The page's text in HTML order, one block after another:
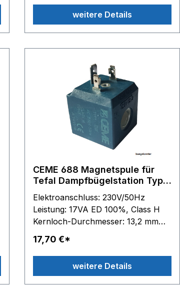
Marke gehört Dritten, die in keinerlei
weitere Details
CEME 688 Magnetspule für
Tefal Dampfbügelstation Typ
Elektroanschluss: 230V/50Hz
Leistung: 17VA ED 100%, Class H
Kernloch-Durchmesser: 13,2 mm
Spulen-Außenmaße: B 33 mm - H
35 mm - T 36 mm passend für
Tefal: GV7050 - GV7055 - GV7070
- GV7080 - GV7085 - GV7086 -
GV7087 - GV7090 - GV7091 -
17,70 €*
weitere Details